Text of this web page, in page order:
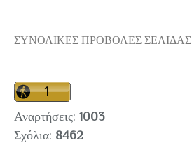
ΣΥΝΟΛΙΚΕΣ ΠΡΟΒΟΛΕΣ ΣΕΛΙΔΑΣ
Αναρτήσεις: 1003
Σχόλια: 8462